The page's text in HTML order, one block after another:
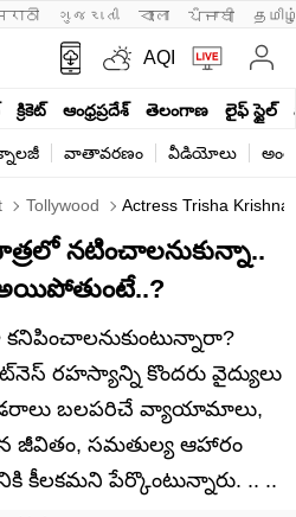
ગુજરાતી বাংলা ਪੰਜਾਬੀ
AQI
క్రికెట్ ఆంధ్రప్రదేశ్ తెలంగాణ లైఫ్ స్టైల్
వాతావరణం వీడియోలు
Tollywood Actress Trisha
నటించాలనుకున్నా..
అయిపోతుంటే..?
రహస్యాన్ని కొందరు వైద్యులు
బలపరిచే వ్యాయామాలు,
జీవితం, సమతుల్య ఆహారం
పేర్కొంటున్నారు. .. ..